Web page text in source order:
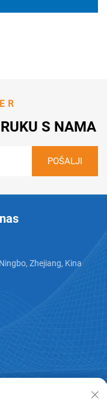
S NAMA
Zhejiang, Kina